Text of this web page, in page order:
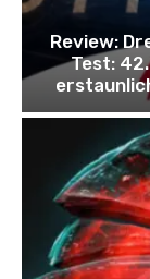
Review:
Test: